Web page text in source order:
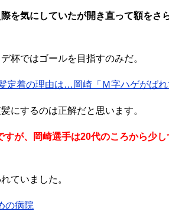
を気にしていたが開き直って額をさ
杯ではゴールを目指すのみだ。
定着の理由は…岡崎「Ｍ字ハゲがば
にするのは正解だと思います。
が、岡崎選手は20代のころから少
ていました。
の病院